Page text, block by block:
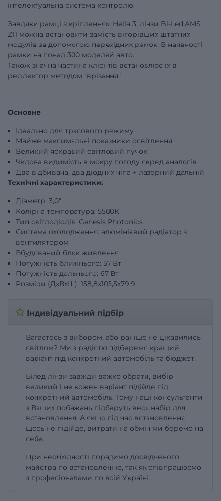
інтелектуальна система контролю.
Завдяки рамці з кріпленням Hella 3, лінзи Bi-Led AMS
Z11 можна встановити замість вігорівших штатних
модулів за допомогою перехідних рамок. В наявності
рамки на понад 300 моделей авто.
Також значна частина клієнтів встановлює їх в
рефлектор методом "врізання".
Основне
Ідеально для трасового режиму
Майже максимальні показники освітлення
Великий яскравий світловий пучок
Чкдова видимість в мокру погоду серед аналогів
Два відбивача, два діодних чіпа + лазерний дальній
Технічні характеристики:
Діаметр: 3,0"
Колірна температура: 5500К
Тип світлодіодів: Genesis Photonics
Система охолодження: алюмінієвий радіатор з
вентилятором
Вбудований блок живлення
Потужність ближнього: 57 Вт
Потужність дальнього: 67 Вт
Розміри (ДхВхШ): 158,8х105,5х79,9
✩ Індивідуальний підбір
Вагаєтесь з вибором, або раніше не цікавились
світлом? Ми з радістю підберемо кращий
варіант під конкретний автомобіль та бюджет.
Білед лінзи завжди важко обрати, вибір
великий і не кожен варіант підійде під
конкретний автомобіль. Тому наші консультанти
з Ваших побажань підберуть весь набір для
встановлення. А якщо під час встановлення
щось не підійде, витрати на обмін ми беремо на
себе.
При необхідності порадимо досвідченого
майстра по встановленню, так як співпрацюємо
з професіоналами по всій Україні.